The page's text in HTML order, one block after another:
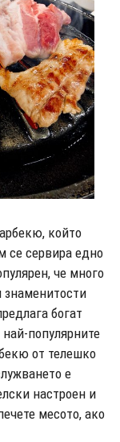
който
се сервира едно
че много
знаменитости
богат
популярните
от телешко
е
настроен и
месото, ако